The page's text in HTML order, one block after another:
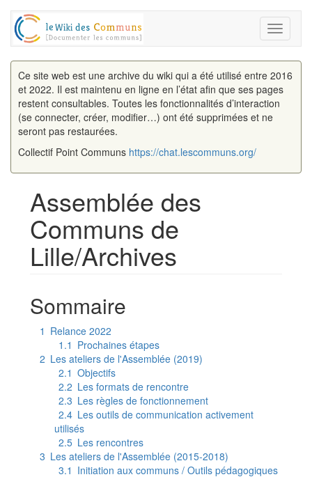
Toggle
Ce site web est une archive du wiki qui a été utilisé entre 2016
et 2022. Il est maintenu en ligne en l’état afin que ses pages
restent consultables. Toutes les fonctionnalités d’interaction
(se connecter, créer, modifier…) ont été supprimées et ne
seront pas restaurées.
Collectif Point Communs https://chat.lescommuns.org/
Assemblée des
Communs de
Lille/Archives
Sommaire
1 Relance 2022
1.1 Prochaines étapes
2 Les ateliers de l'Assemblée (2019)
2.1 Objectifs
2.2 Les formats de rencontre
2.3 Les règles de fonctionnement
2.4 Les outils de communication activement
utilisés
2.5 Les rencontres
3 Les ateliers de l'Assemblée (2015-2018)
3.1 Initiation aux communs / Outils pédagogiques